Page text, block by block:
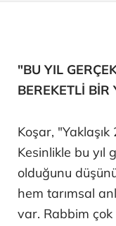
"BU YIL
BEREKETLİ BİR
Koşar, "Yaklaşık
Kesinlikle bu yıl
olduğunu
hem tarımsal
var. Rabbim